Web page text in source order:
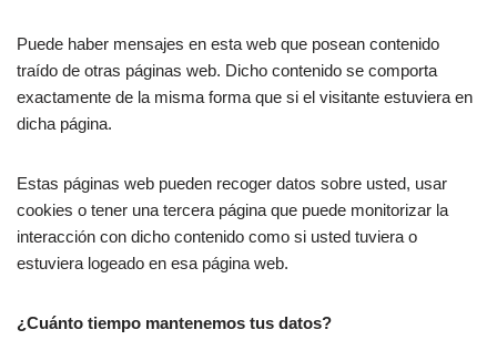
Puede haber mensajes en esta web que posean contenido
traído de otras páginas web. Dicho contenido se comporta
exactamente de la misma forma que si el visitante estuviera en
dicha página.
Estas páginas web pueden recoger datos sobre usted, usar
cookies o tener una tercera página que puede monitorizar la
interacción con dicho contenido como si usted tuviera o
estuviera logeado en esa página web.
¿Cuánto tiempo mantenemos tus datos?